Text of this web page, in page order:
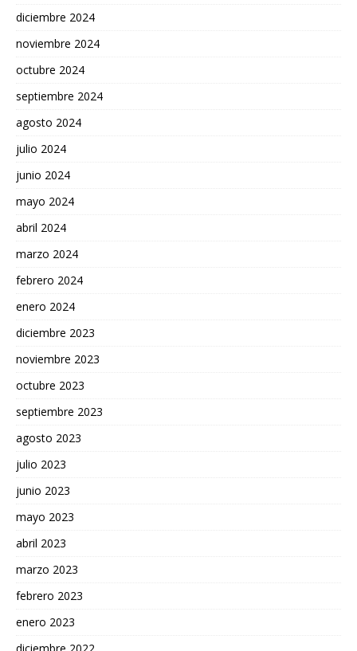
diciembre 2024
noviembre 2024
octubre 2024
septiembre 2024
agosto 2024
julio 2024
junio 2024
mayo 2024
abril 2024
marzo 2024
febrero 2024
enero 2024
diciembre 2023
noviembre 2023
octubre 2023
septiembre 2023
agosto 2023
julio 2023
junio 2023
mayo 2023
abril 2023
marzo 2023
febrero 2023
enero 2023